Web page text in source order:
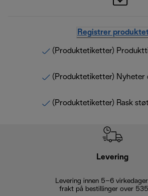
Registrer
(Produktetiketter)
(Produktetiketter) Nyheter
(Produktetiketter) Rask
Levering
Levering innen 5–6
frakt på bestillinger over